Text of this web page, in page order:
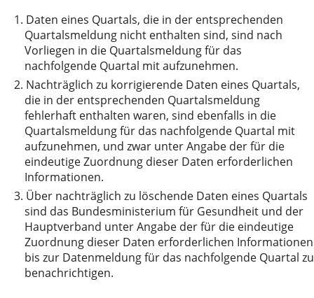
1. Daten eines Quartals, die in der entsprechenden
Quartalsmeldung nicht enthalten sind, sind nach
Vorliegen in die Quartalsmeldung für das
nachfolgende Quartal mit aufzunehmen.
2. Nachträglich zu korrigierende Daten eines Quartals,
die in der entsprechenden Quartalsmeldung
fehlerhaft enthalten waren, sind ebenfalls in die
Quartalsmeldung für das nachfolgende Quartal mit
aufzunehmen, und zwar unter Angabe der für die
eindeutige Zuordnung dieser Daten erforderlichen
Informationen.
3. Über nachträglich zu löschende Daten eines Quartals
sind das Bundesministerium für Gesundheit und der
Hauptverband unter Angabe der für die eindeutige
Zuordnung dieser Daten erforderlichen Informationen
bis zur Datenmeldung für das nachfolgende Quartal zu
benachrichtigen.